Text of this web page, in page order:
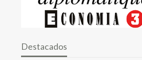
Destacados